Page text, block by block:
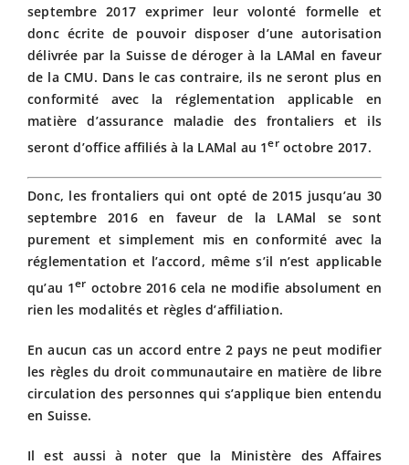
septembre 2017 exprimer leur volonté formelle et
donc écrite de pouvoir disposer d’une autorisation
délivrée par la Suisse de déroger à la LAMal en faveur
de la CMU. Dans le cas contraire, ils ne seront plus en
conformité avec la réglementation applicable en
matière d’assurance maladie des frontaliers et ils
seront d’office affiliés à la LAMal au 1eroctobre 2017.
Donc, les frontaliers qui ont opté de 2015 jusqu’au 30
septembre 2016 en faveur de la LAMal se sont
purement et simplement mis en conformité avec la
réglementation et l’accord, même s’il n’est applicable
qu’au 1er octobre 2016 cela ne modifie absolument en
rien les modalités et règles d’affiliation.
En aucun cas un accord entre 2 pays ne peut modifier
les règles du droit communautaire en matière de libre
circulation des personnes qui s’applique bien entendu
en Suisse.
Il est aussi à noter que la Ministère des Affaires